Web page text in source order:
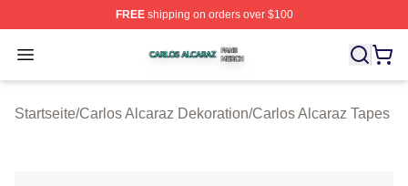
FREEshipping on orders over $100
Open menu
Carlos Alcaraz Shop ⚡️ Officially Licensed Carlos
Startseite/Carlos Alcaraz Dekoration/Carlos Alcaraz Tapes